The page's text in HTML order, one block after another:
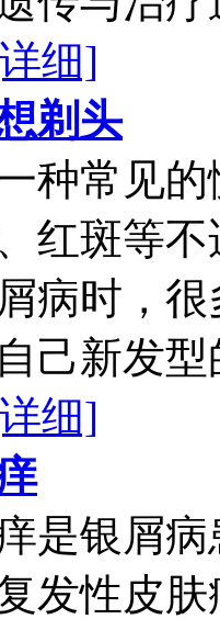
细]
剃头
种常见
红斑等
病时，
己新发
细]
是银屑
发性皮